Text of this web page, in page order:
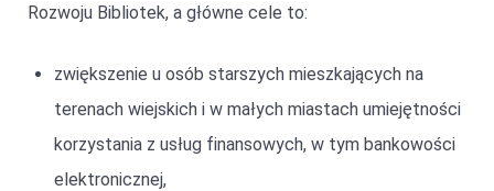
Rozwoju Bibliotek, a główne cele to:
zwiększenie u osób starszych mieszkających na
terenach wiejskich i w małych miastach umiejętności
korzystania z usług finansowych, w tym bankowości
elektronicznej,